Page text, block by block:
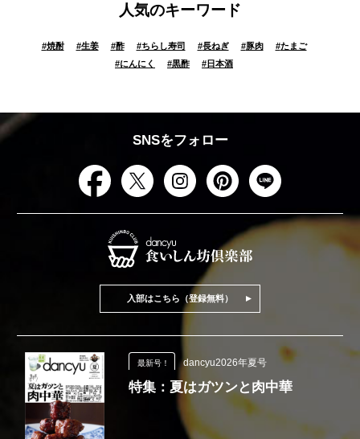
人気のキーワード
#焼酎 #生姜 #酢 #ちらし寿司 #長ねぎ #豚肉 #たまご
#にんにく #黒酢 #日本酒
SNSをフォロー
入部はこちら（登録無料）
最新号！ dancyu2026年夏号
特集：夏はガツンと肉中華